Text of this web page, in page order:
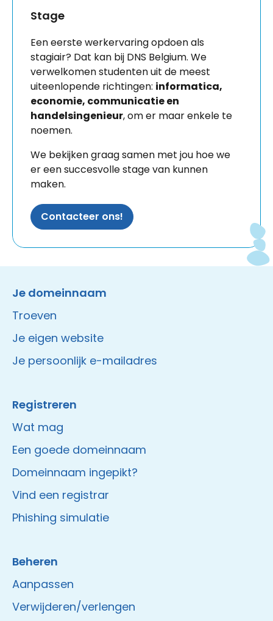
Stage
Een eerste werkervaring opdoen als
stagiair? Dat kan bij DNS Belgium. We
verwelkomen studenten uit de meest
uiteenlopende richtingen: informatica,
economie, communicatie en
handelsingenieur, om er maar enkele te
noemen.
We bekijken graag samen met jou hoe we
er een succesvolle stage van kunnen
maken.
Contacteer ons!
Je domeinnaam
Troeven
Je eigen website
Je persoonlijk e-mailadres
Registreren
Wat mag
Een goede domeinnaam
Domeinnaam ingepikt?
Vind een registrar
Phishing simulatie
Beheren
Aanpassen
Verwijderen/verlengen